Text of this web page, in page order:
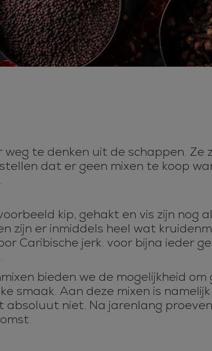
weg te denken uit de schappen.
dat er geen mixen te koop
kip, gehakt en vis zijn
zijn er inmiddels heel wat
Caribische jerk: voor bijna ieder
bieden we de mogelijkheid
smaak. Aan deze mixen is
absoluut niet. Na jarenlang